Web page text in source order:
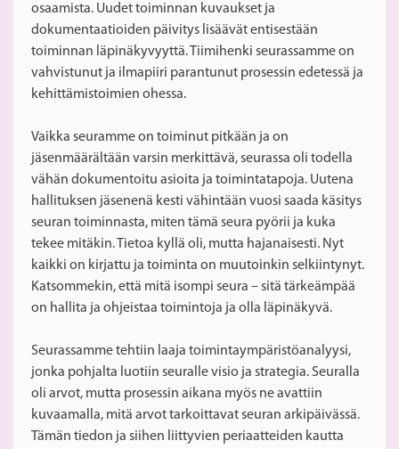
osaamista. Uudet toiminnan kuvaukset ja
dokumentaatioiden päivitys lisäävät entisestään
toiminnan läpinäkyvyyttä. Tiimihenki seurassamme on
vahvistunut ja ilmapiiri parantunut prosessin edetessä ja
kehittämistoimien ohessa.
Vaikka seuramme on toiminut pitkään ja on
jäsenmäärältään varsin merkittävä, seurassa oli todella
vähän dokumentoitu asioita ja toimintatapoja. Uutena
hallituksen jäsenenä kesti vähintään vuosi saada käsitys
seuran toiminnasta, miten tämä seura pyörii ja kuka
tekee mitäkin.Tietoa kyllä oli, mutta hajanaisesti. Nyt
kaikki on kirjattu ja toiminta on muutoinkin selkiintynyt.
Katsommekin, että mitä isompi seura – sitä tärkeämpää
on hallita ja ohjeistaa toimintoja ja olla läpinäkyvä.
Seurassamme tehtiin laaja toimintaympäristöanalyysi,
jonka pohjalta luotiin seuralle visio ja strategia. Seuralla
oli arvot, mutta prosessin aikana myös ne avattiin
kuvaamalla, mitä arvot tarkoittavat seuran arkipäivässä.
Tämän tiedon ja siihen liittyvien periaatteiden kautta